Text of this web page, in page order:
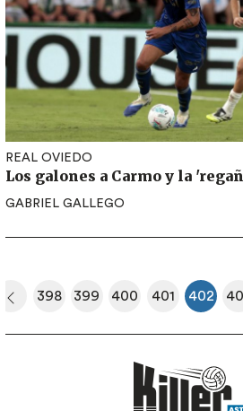
REAL OVIEDO
Los galones a Carmo y la
GABRIEL GALLEGO
página
Página anterior
398 399 400
Página
401 402